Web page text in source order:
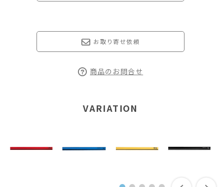
お取り寄せ依頼
商品のお問合せ
VARIATION